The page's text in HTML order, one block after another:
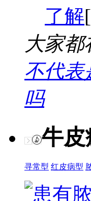
了解
大家都
不代表
吗
牛皮
寻常型 红皮病型